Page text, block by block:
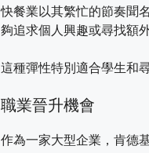
快餐業以其繁忙的節奏聞
夠追求個人興趣或尋找額
這種彈性特別適合學生和
職業晉升機會
作為一家大型企業，肯德